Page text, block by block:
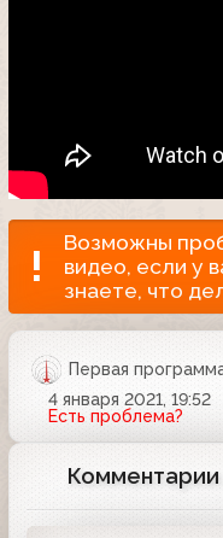
Возможны
видео, если у
знаете, что
Первая
4 января 2021, 19:52
Есть проблема?
Комментарии